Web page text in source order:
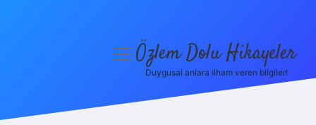
menüyüÖzlem Dolu Hikayeler
Duygusal anlara ilham veren bilgiler!